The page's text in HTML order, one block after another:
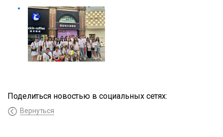
Поделиться новостью в социальных сетях:
Вернуться